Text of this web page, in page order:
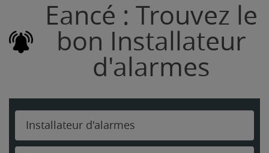
Eancé : Trouvez le
bon Installateur
d'alarmes
Installateur d'alarmes